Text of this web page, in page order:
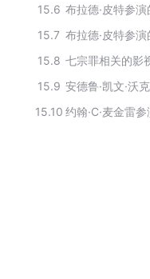
15.6
15.7
15.8
15.9
15.10